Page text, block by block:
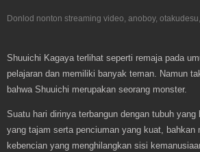
Shuuichi Kagaya terlihat seperti remaja pada
pelajaran dan memiliki banyak teman. Namun
bahwa Shuuichi merupakan seorang monster.
Suatu hari dirinya terbangun dengan tubuh yang
yang tajam serta penciuman yang kuat, bahkan
kebencian yang menghilangkan sisi